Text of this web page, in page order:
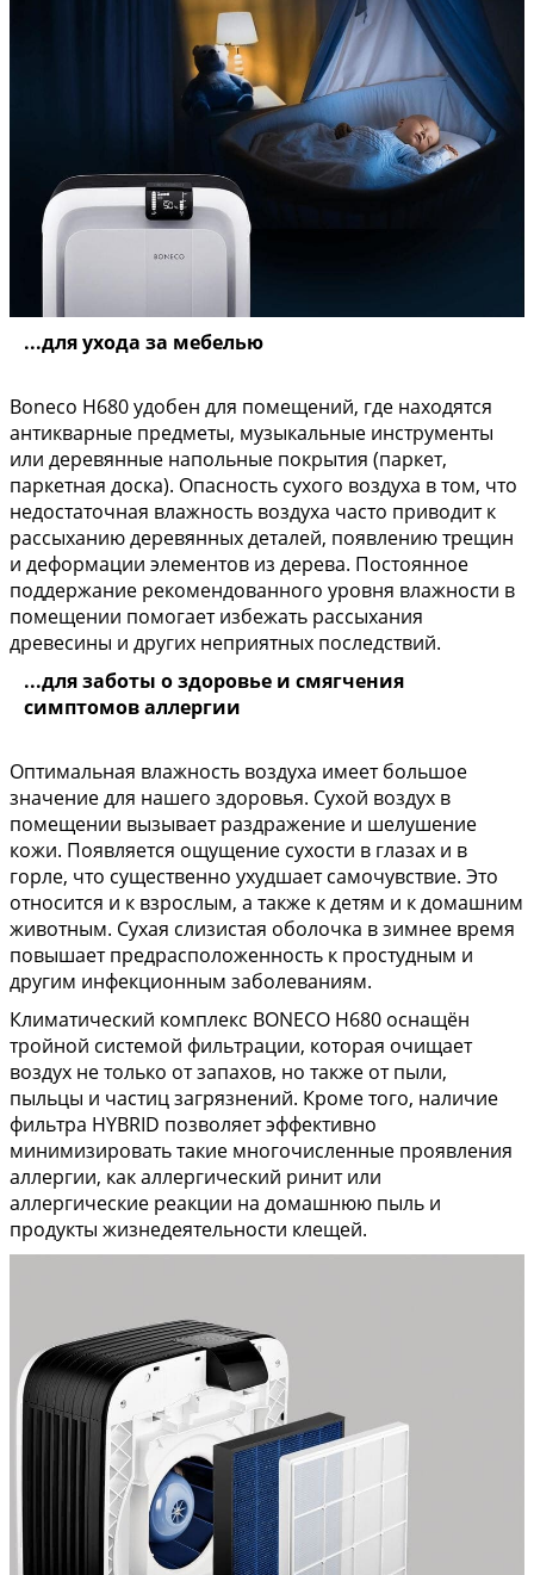
...для ухода за мебелью
Boneco H680 удобен для помещений, где находятся
антикварные предметы, музыкальные инструменты
или деревянные напольные покрытия (паркет,
паркетная доска). Опасность сухого воздуха в том, что
недостаточная влажность воздуха часто приводит к
рассыханию деревянных деталей, появлению трещин
и деформации элементов из дерева. Постоянное
поддержание рекомендованного уровня влажности в
помещении помогает избежать рассыхания
древесины и других неприятных последствий.
...для заботы о здоровье и смягчения
симптомов аллергии
Оптимальная влажность воздуха имеет большое
значение для нашего здоровья. Сухой воздух в
помещении вызывает раздражение и шелушение
кожи. Появляется ощущение сухости в глазах и в
горле, что существенно ухудшает самочувствие. Это
относится и к взрослым, а также к детям и к домашним
животным. Сухая слизистая оболочка в зимнее время
повышает предрасположенность к простудным и
другим инфекционным заболеваниям.
Климатический комплекс BONECO H680 оснащён
тройной системой фильтрации, которая очищает
воздух не только от запахов, но также от пыли,
пыльцы и частиц загрязнений. Кроме того, наличие
фильтра HYBRID позволяет эффективно
минимизировать такие многочисленные проявления
аллергии, как аллергический ринит или
аллергические реакции на домашнюю пыль и
продукты жизнедеятельности клещей.